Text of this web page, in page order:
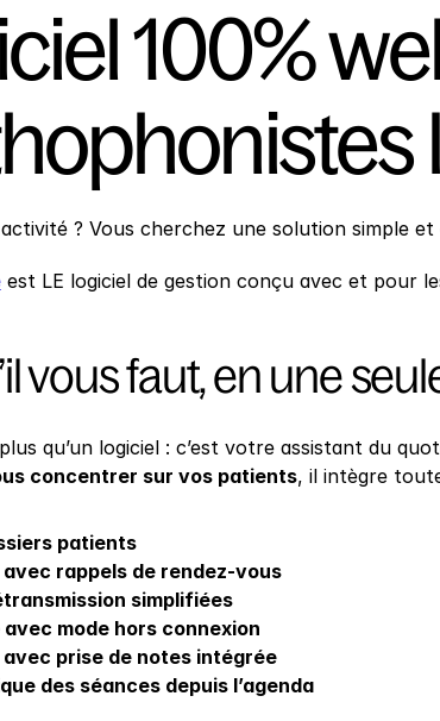
100%
? Vous cherchez une solution simple
est LE logiciel de gestion conçu avec et pour
vous faut, en une
qu’un logiciel : c’est votre assistant du
concentrer sur vos patients, il intègre
patients
rappels de rendez-vous
simplifiées
mode hors connexion
prise de notes intégrée
des séances depuis l’agenda